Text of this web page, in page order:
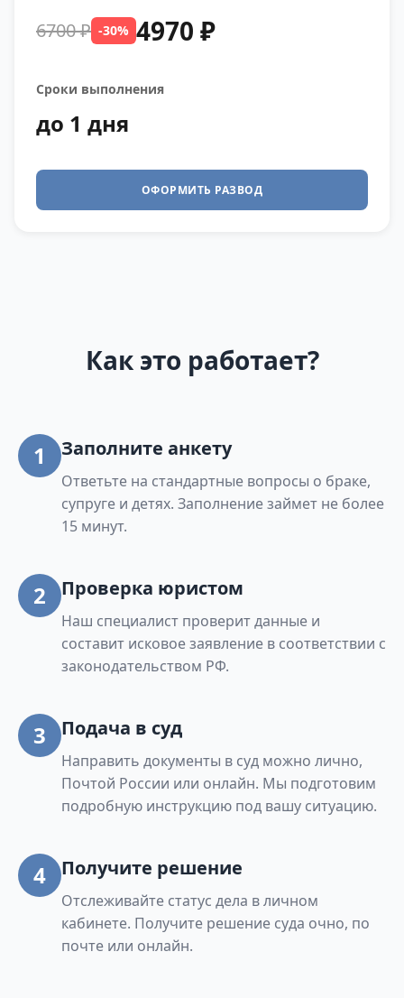
6700 ₽ -30% 4970 ₽
Сроки выполнения
до 1 дня
ОФОРМИТЬ РАЗВОД
Как это работает?
1 Заполните анкету
Ответьте на стандартные вопросы о браке,
супруге и детях. Заполнение займет не более
15 минут.
2 Проверка юристом
Наш специалист проверит данные и
составит исковое заявление в соответствии с
законодательством РФ.
3 Подача в суд
Направить документы в суд можно лично,
Почтой России или онлайн. Мы подготовим
подробную инструкцию под вашу ситуацию.
4 Получите решение
Отслеживайте статус дела в личном
кабинете. Получите решение суда очно, по
почте или онлайн.